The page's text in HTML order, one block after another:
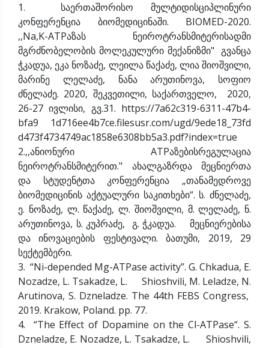
1. საერთაშორისო მულტიდისციპლინური
კონფერენცია ბიომედიცინაში. BIOMED-2020.
,,Na,K-ATPაზას ნეიროტრანსმიტერისადმი
მგრძნობელობის მოლეკულური მექანიზმი" გვანცა
ჭკადუა, ეკა ნოზაძე, ლეილა წაქაძე, ლია შიოშვილი,
მარინე ლელაძე, ნანა არუთინოვა, სოფიო
ძნელაძე. 2020, შეკვეთილი, საქართველო, 2020,
26-27 ივლისი, გვ.31. https://7a62c319-6311-47b4-
bfa9 1d716ee4b7ce.filesusr.com/ugd/9ede18_73fd
d473f4734749ac1858e6308bb5a3.pdf?index=true
2.,,ანიონური ATPაზებისრეგულაცია
ნეიროტრანსმიტერით." ახალგაზრდა მეცნიერთა
და სტუდენტთა კონფერენცია „თანამედროვე
ბიომედიცინის აქტუალური საკითხები“. ს. ძნელაძე,
ე. ნოზაძე, ლ. წაქაძე, ლ. შიოშვილი, მ. ლელაძე, ნ.
არუთინოვა, ს. კუპრაძე, გ. ჭკადუა. მეცნიერებისა
და ინოვაციების ფესტივალი. ბათუმი, 2019, 29
სექტემბერი.
3. “Ni-depended Mg-ATPase activity”. G. Chkadua, E.
Nozadze, L. Tsakadze, L. Shioshvili, M. Leladze, N.
Arutinova, S. Dzneladze. The 44th FEBS Congress,
2019. Krakow, Poland. pp. 77.
4. “The Effect of Dopamine on the Cl-ATPase“. S.
Dzneladze, E. Nozadze, L. Tsakadze, L. Shioshvili,